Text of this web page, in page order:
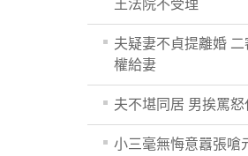
王法院不受理
夫疑妻不貞提離婚
權給妻
夫不堪同居 男挨罵怒
小三毫無悔意囂張